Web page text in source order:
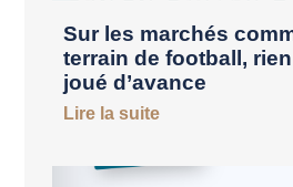
Sur les marchés
terrain de football,
joué d’avance
Lire la suite